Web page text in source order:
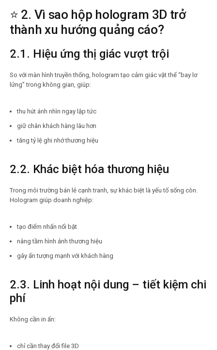
⭐ 2. Vì sao hộp hologram 3D trở
thành xu hướng quảng cáo?
2.1. Hiệu ứng thị giác vượt trội
So với màn hình truyền thống, hologram tạo cảm giác vật thể “bay lơ
lửng” trong không gian, giúp:
thu hút ánh nhìn ngay lập tức
giữ chân khách hàng lâu hơn
tăng tỷ lệ ghi nhớ thương hiệu
2.2. Khác biệt hóa thương hiệu
Trong môi trường bán lẻ cạnh tranh, sự khác biệt là yếu tố sống còn.
Hologram giúp doanh nghiệp:
tạo điểm nhấn nổi bật
nâng tầm hình ảnh thương hiệu
gây ấn tượng mạnh với khách hàng
2.3. Linh hoạt nội dung – tiết kiệm chi
phí
Không cần in ấn:
chỉ cần thay đổi file 3D